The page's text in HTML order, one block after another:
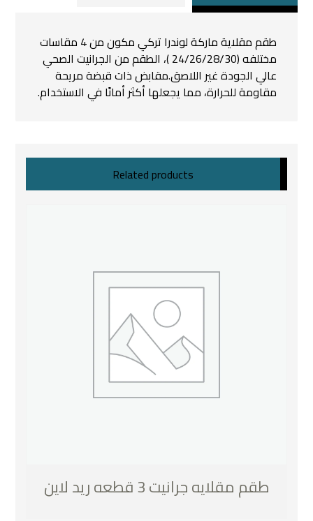
طقم مقلاية ماركة لوندرا تركي مكون من 4 مقاسات
مختلفه (24/26/28/30 )، الطقم من الجرانيت الصحي
عالي الجودة غير اللاصق.مقابض ذات قبضة مريحة
مقاومة للحرارة، مما يجعلها أكثر أمانًا في الاستخدام.
Related products
طقم مقلايه جرانيت 3 قطعه ريد لاين